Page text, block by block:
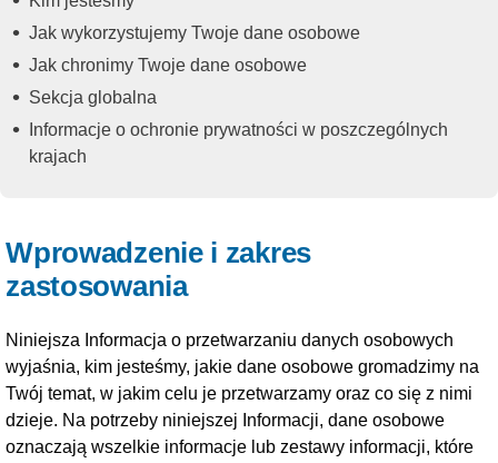
Jak wykorzystujemy Twoje dane osobowe
Jak chronimy Twoje dane osobowe
Sekcja globalna
Informacje o ochronie prywatności w poszczególnych
krajach
Wprowadzenie i zakres
zastosowania
Niniejsza Informacja o przetwarzaniu danych osobowych
wyjaśnia, kim jesteśmy, jakie dane osobowe gromadzimy na
Twój temat, w jakim celu je przetwarzamy oraz co się z nimi
dzieje. Na potrzeby niniejszej Informacji, dane osobowe
oznaczają wszelkie informacje lub zestawy informacji, które